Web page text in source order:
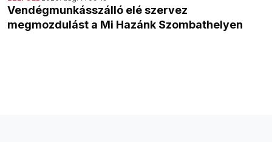
Vendégmunkásszálló elé szervez
megmozdulást a Mi Hazánk Szombathelyen